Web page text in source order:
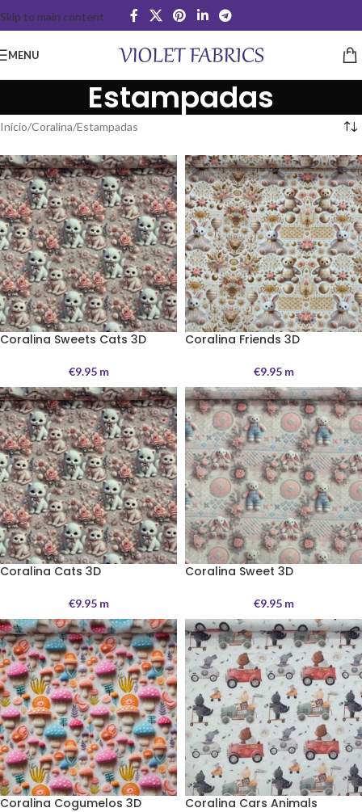
Skip to main content
MENU
Estampadas
Início Coralina Estampadas
Coralina Sweets Cats 3D
€9.95m
Coralina Friends 3D
€9.95m
Coralina Cats 3D
€9.95m
Coralina Sweet 3D
€9.95m
Coralina Cogumelos 3D Coralina Cars Animals